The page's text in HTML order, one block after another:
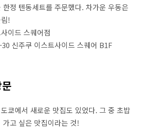
한정 텐동세트를 주문했다. 차가운 우동은
!
이드 스퀘어점
신주쿠 이스트사이드 스퀘어 B1F
쿄에서 새로운 맛집도 있었다. 그 중 초밥
고 싶은 맛집이라는 것!